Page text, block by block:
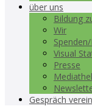
über uns
Bildung
Wir
Visual
Presse
Gespräch